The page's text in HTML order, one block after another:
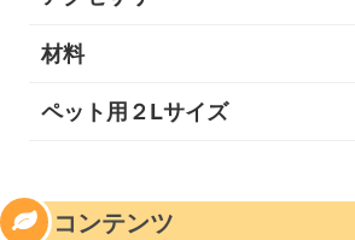
材料
ペット用２Lサイズ
コンテンツ